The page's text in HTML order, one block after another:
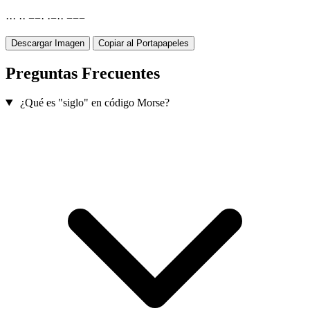
··· ·· −−· ·−·· −−−
Descargar Imagen Copiar al Portapapeles
Preguntas Frecuentes
¿Qué es "siglo" en código Morse?